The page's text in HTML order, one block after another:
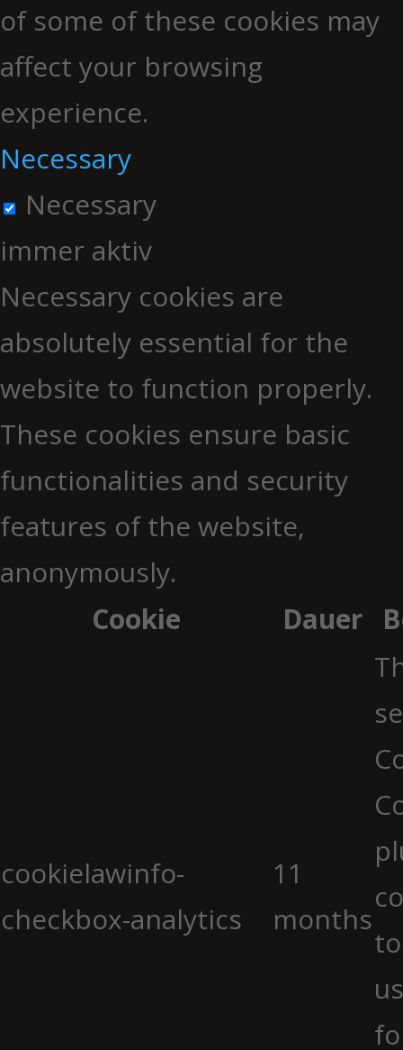
of some of these cookies may
affect your browsing
experience.
Necessary
Necessary
immer aktiv
Necessary cookies are
absolutely essential for the
website to function properly.
These cookies ensure basic
functionalities and security
features of the website,
anonymously.
Cookie
Dauer
cookielawinfo-
checkbox-analytics
11
months